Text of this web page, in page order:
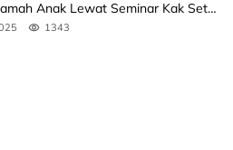
Anak Lewat Seminar Kak Seto,
1343